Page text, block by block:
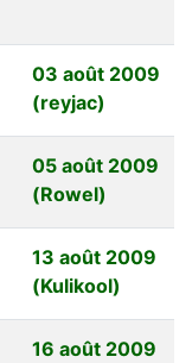
03 août 2009
(reyjac)
05 août 2009
(Rowel)
13 août 2009
(Kulikool)
16 août 2009